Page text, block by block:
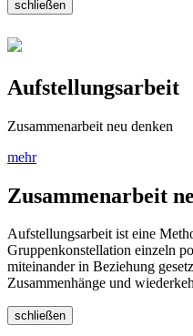
schließen
Aufstellungsarbeit
Zusammenarbeit neu denken
mehr
Zusammenarbeit
Aufstellungsarbeit ist eine
Gruppenkonstellation einzeln
miteinander in Beziehung
Zusammenhänge und
schließen